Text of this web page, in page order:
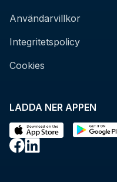
LADDA NER APPEN
Användarvillkor
Integritetspolicy
Cookies